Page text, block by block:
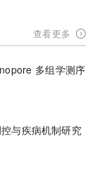
查看更多
多组学测序
与疾病机制研究